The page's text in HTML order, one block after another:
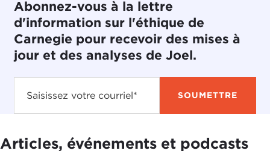
Abonnez-vous à la lettre
d'information sur l'éthique de
Carnegie pour recevoir des mises à
jour et des analyses de Joel.
Articles, événements et podcasts